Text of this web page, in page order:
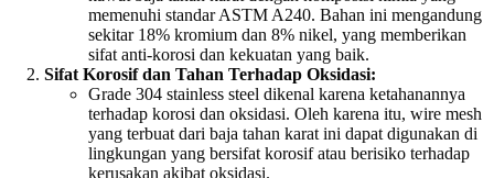
memenuhi standar ASTM A240. Bahan ini mengandung
sekitar 18% kromium dan 8% nikel, yang memberikan
sifat anti-korosi dan kekuatan yang baik.
Sifat Korosif dan Tahan Terhadap Oksidasi:
Grade 304 stainless steel dikenal karena ketahanannya
terhadap korosi dan oksidasi. Oleh karena itu, wire mesh
yang terbuat dari baja tahan karat ini dapat digunakan di
lingkungan yang bersifat korosif atau berisiko terhadap
kerusakan akibat oksidasi.